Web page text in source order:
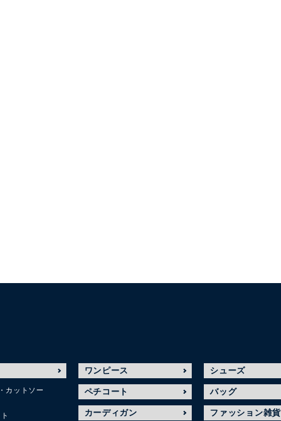
カットソー
ワンピース
ペチコート
カーディガン
シューズ
バッグ
ファッション雑貨